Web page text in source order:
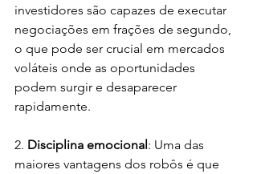
investidores são capazes de executar
negociações em frações de segundo,
o que pode ser crucial em mercados
voláteis onde as oportunidades
podem surgir e desaparecer
rapidamente.
2. Disciplina emocional : Uma das
maiores vantagens dos robôs é que